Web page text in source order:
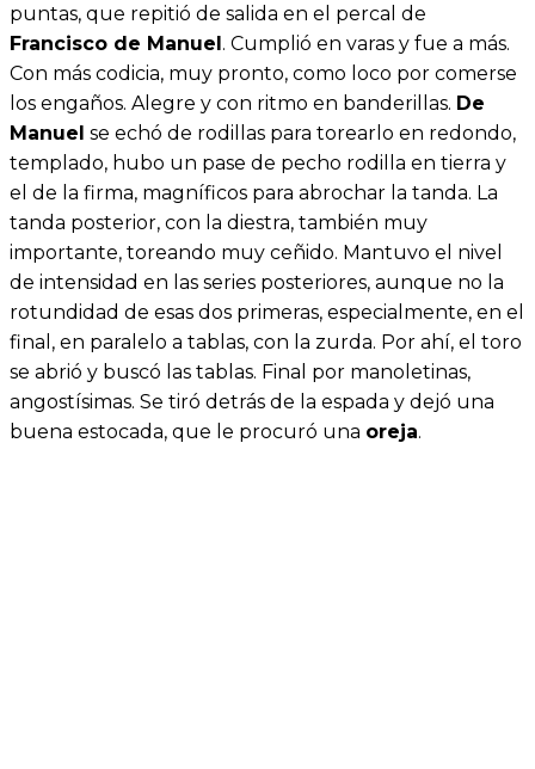
puntas, que repitió de salida en el percal de
Francisco de Manuel. Cumplió en varas y fue a más.
Con más codicia, muy pronto, como loco por comerse
los engaños. Alegre y con ritmo en banderillas. De
Manuel se echó de rodillas para torearlo en redondo,
templado, hubo un pase de pecho rodilla en tierra y
el de la firma, magníficos para abrochar la tanda. La
tanda posterior, con la diestra, también muy
importante, toreando muy ceñido. Mantuvo el nivel
de intensidad en las series posteriores, aunque no la
rotundidad de esas dos primeras, especialmente, en el
final, en paralelo a tablas, con la zurda. Por ahí, el toro
se abrió y buscó las tablas. Final por manoletinas,
angostísimas. Se tiró detrás de la espada y dejó una
buena estocada, que le procuró una oreja.